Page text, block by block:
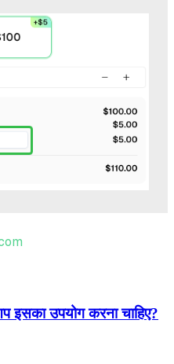
इसका उपयोग करना चाहिए?